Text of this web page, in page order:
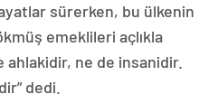
sürerken, bu ülkenin
emeklileri açlıkla
ahlakidir, ne de insanidir.
dedi.